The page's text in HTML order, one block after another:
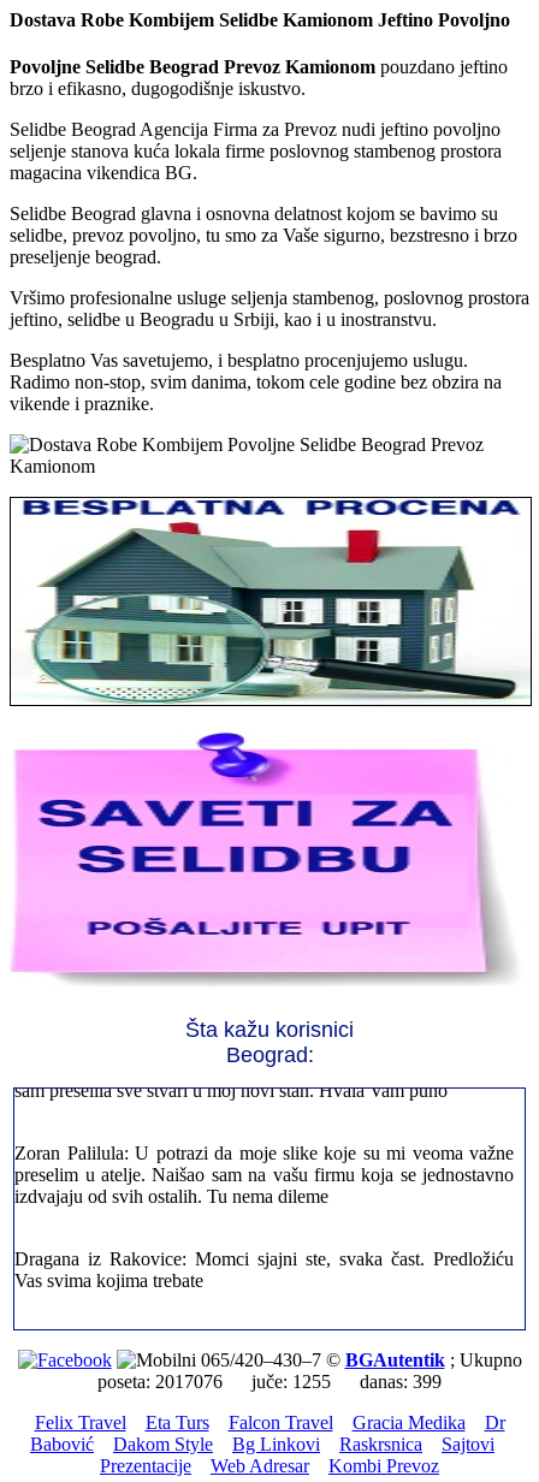
Dostava Robe Kombijem Selidbe Kamionom Jeftino Povoljno
Povoljne Selidbe Beograd Prevoz Kamionom pouzdano jeftino
brzo i efikasno, dugogodišnje iskustvo.
Selidbe Beograd Agencija Firma za Prevoz nudi jeftino povoljno
seljenje stanova kuća lokala firme poslovnog stambenog prostora
magacina vikendica BG.
Selidbe Beograd glavna i osnovna delatnost kojom se bavimo su
selidbe, prevoz povoljno, tu smo za Vaše sigurno, bezstresno i brzo
preseljenje beograd.
Vršimo profesionalne usluge seljenja stambenog, poslovnog prostora
jeftino, selidbe u Beogradu u Srbiji, kao i u inostranstvu.
Besplatno Vas savetujemo, i besplatno procenjujemo uslugu.
Radimo non-stop, svim danima, tokom cele godine bez obzira na
vikende i praznike.
Šta kažu korisnici
Beograd:
Jelena sa Čukarice: Mogu da pohvalim sve radnike u firmi jer su
Milica iz Novog Beograda: Zahvaljujuću vašoj firmi. Istog dana
sam preselila sve stvari u moj novi stan. Hvala Vam puno
Zoran Palilula: U potrazi da moje slike koje su mi veoma važne
preselim u atelje. Naišao sam na vašu firmu koja se jednostavno
izdvajaju od svih ostalih. Tu nema dileme
Dragana iz Rakovice: Momci sjajni ste, svaka čast. Predložiću
Vas svima kojima trebate
Petar sa Savskog Venaca: Trebalo je odmah da ispraznim stan i
prebacim stvari u drugi. Pozvao sam vašu firmu. Ja ljudi ne znam
šta bi radio sada da ne postojite, Hvala Vam
Dragan iz Stari Grad: Retko gde može da se nađe prava
profesionalnost u našoj zemlji i naravno usluga. Sve pohvale od
065/420–430–7 © BGAutentik; Ukupno
poseta: 2017076 juče: 1255 danas: 399
Felix Travel
Eta Turs Falcon Travel Gracia Medika
Dr
Babović
Dakom Style Bg Linkovi Raskrsnica
Sajtovi
Prezentacije
Web Adresar Kombi Prevoz